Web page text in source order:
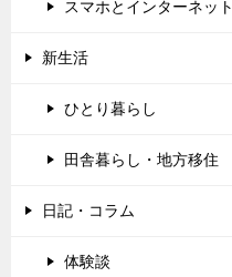
スマホとインターネット
新生活
ひとり暮らし
田舎暮らし・地方移住
日記・コラム
体験談